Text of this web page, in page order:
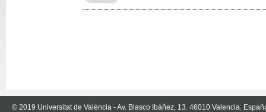
© 2019 Universitat de València - Av. Blasco Ibáñez, 13. 46010 Valencia.